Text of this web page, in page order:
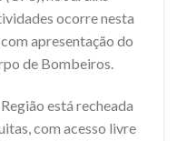
ocorre nesta
apresentação do
de Bombeiros.
está recheada
com acesso livre